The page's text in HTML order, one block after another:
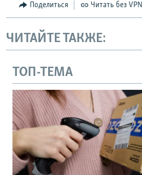
Поделиться Читать без VPN
ЧИТАЙТЕ ТАКЖЕ:
ТОП-ТЕМА